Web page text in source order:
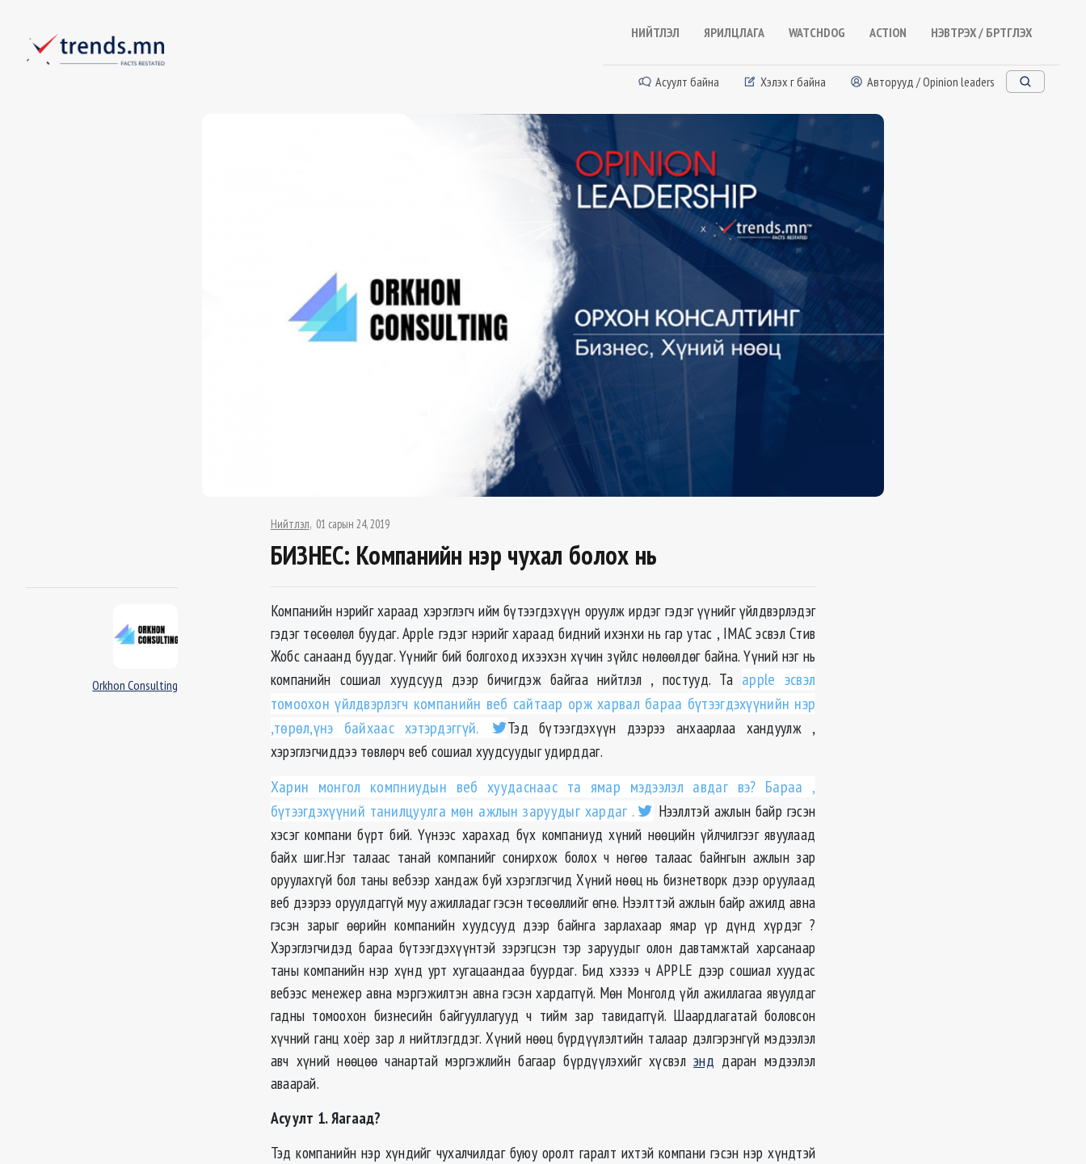
НИЙТЛЭЛ ЯРИЛЦЛАГА WATCHDOG ACTION НЭВТРЭХ / БҮРТГҮҮЛЭХ
Асуулт байна Хэлэх үг байна Авторууд / Opinion leaders
Нийтлэл 01 сарын 24, 2019
БИЗНЕС: Компанийн нэр чухал болох нь
Orkhon Consulting
Компанийн нэрийг хараад хэрэглэгч ийм бүтээгдэхүүн оруулж ирдэг гэдэг үүнийг үйлдвэрлэдэг
гэдэг төсөөлөл буудаг. Apple гэдэг нэрийг хараад бидний ихэнхи нь гар утас , IMAC эсвэл Стив
Жобс санаанд буудаг. Үүнийг бий болгоход ихээхэн хүчин зүйлс нөлөөлдөг байна. Үүний нэг нь
компанийн сошиал хуудсууд дээр бичигдэж байгаа нийтлэл , постууд. Та apple эсвэл
томоохон үйлдвэрлэгч компанийн веб сайтаар орж харвал бараа бүтээгдэхүүнийн нэр
,төрөл,үнэ байхаас хэтэрдэггүй.
Тэд бүтээгдэхүүн дээрээ анхаарлаа хандуулж ,
хэрэглэгчиддээ төвлөрч веб сошиал хуудсуудыг удирддаг.
Харин монгол компниудын веб хуудаснаас та ямар мэдээлэл авдаг вэ? Бараа ,
бүтээгдэхүүний танилцуулга мөн ажлын заруудыг хардаг .
Нээллтэй ажлын байр гэсэн
хэсэг компани бүрт бий. Үүнээс харахад бүх компаниуд хүний нөөцийн үйлчилгээг явуулаад
байх шиг.Нэг талаас танай компанийг сонирхож болох ч нөгөө талаас байнгын ажлын зар
оруулахгүй бол таны вебээр хандаж буй хэрэглэгчид Хүний нөөц нь бизнетворк дээр оруулаад
веб дээрээ оруулдаггүй муу ажилладаг гэсэн төсөөллийг өгнө. Нээлттэй ажлын байр ажилд авна
гэсэн зарыг өөрийн компанийн хуудсууд дээр байнга зарлахаар ямар үр дүнд хүрдэг ?
Хэрэглэгчидэд бараа бүтээгдэхүүнтэй зэрэгцсэн тэр заруудыг олон давтамжтай харсанаар
таны компанийн нэр хүнд урт хугацаандаа буурдаг. Бид хэзээ ч APPLE дээр сошиал хуудас
вебээс менежер авна мэргэжилтэн авна гэсэн хардаггүй. Мөн Монголд үйл ажиллагаа явуулдаг
гадны томоохон бизнесийн байгууллагууд ч тийм зар тавидаггүй. Шаардлагатай боловсон
хүчний ганц хоёр зар л нийтлэгддэг. Хүний нөөц бүрдүүлэлтийн талаар дэлгэрэнгүй мэдээлэл
авч хүний нөөцөө чанартай мэргэжлийн багаар бүрдүүлэхийг хүсвэлэнд даран мэдээлэл
аваарай.
Асуулт 1. Яагаад?
Тэд компанийн нэр хүндийг чухалчилдаг буюу оролт гаралт ихтэй компани гэсэн нэр хүндтэй